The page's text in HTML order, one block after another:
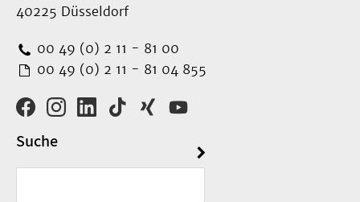
40225 Düsseldorf
00 49 (0) 2 11 - 81 00
00 49 (0) 2 11 - 81 04 855
Suche